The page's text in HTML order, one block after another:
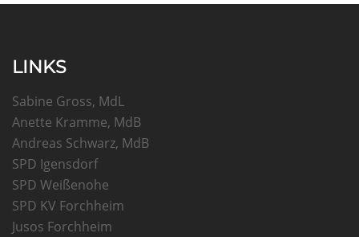
LINKS
Sabine Gross, MdL
Anette Kramme, MdB
Andreas Schwarz, MdB
SPD Igensdorf
SPD Weißenohe
SPD KV Forchheim
Jusos Forchheim